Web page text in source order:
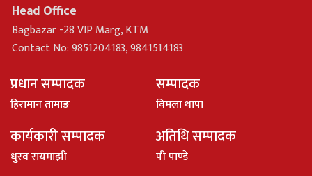
Head Office
Bagbazar -28 VIP Marg, KTM
Contact No: 9851204183, 9841514183
प्रधान सम्पादक
हिरामान तामाङ
सम्पादक
विमला थापा
कार्यकारी सम्पादक
धु्रव रायमाझी
अतिथि सम्पादक
पी पाण्डे